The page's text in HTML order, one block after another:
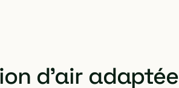
d'air adaptée